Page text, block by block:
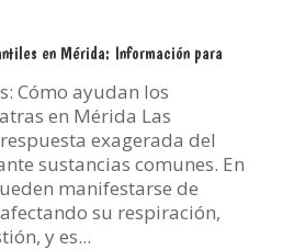
en Mérida: Información para
Cómo ayudan los
en Mérida Las
exagerada del
sustancias comunes. En
manifestarse de
su respiración,
y es...